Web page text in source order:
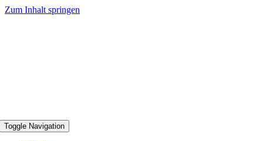
Zum Inhalt springen
Toggle Navigation